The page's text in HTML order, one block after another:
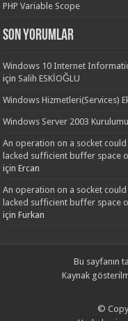
PHP Variable Scope
Son yorumlar
Windows 10 Internet
için Salih ESKİOĞLU
Windows Hizmetleri(Services)
Windows Server 2003
An operation on a socket
lacked sufficient buffer space
içinErcan
An operation on a socket
lacked sufficient buffer space
içinFurkan
Bu sayfanın
Kaynak
©